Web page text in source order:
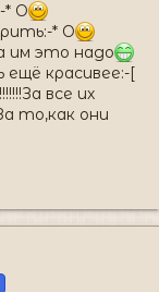
O
* O
им это надо
красивее:-[
все их
то,как они